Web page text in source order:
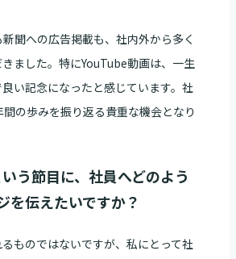
聞への広告掲載も、社内外から多く
ました。特にYouTube動画は、一生
い記念になったと感じています。社
の歩みを振り返る貴重な機会となり
う節目に、社員へどのよう
を伝えたいですか？
ものではないですが、私にとって社